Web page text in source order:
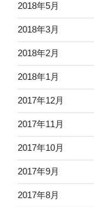
2018年5月
2018年3月
2018年2月
2018年1月
2017年12月
2017年11月
2017年10月
2017年9月
2017年8月